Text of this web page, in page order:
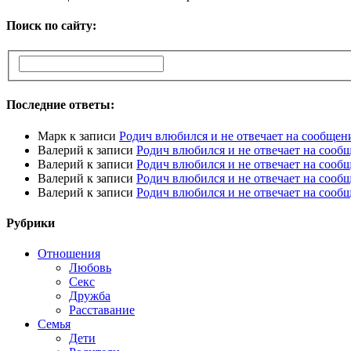
Поиск по сайту:
Последние ответы:
Марк к записи Родич влюбился и не отвечает на
Валерий к записи Родич влюбился и не отвечает на
Валерий к записи Родич влюбился и не отвечает на
Валерий к записи Родич влюбился и не отвечает на
Валерий к записи Родич влюбился и не отвечает на
Рубрики
Отношения
Любовь
Секс
Дружба
Расставание
Семья
Дети